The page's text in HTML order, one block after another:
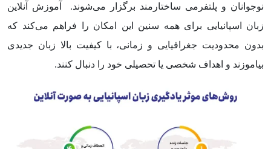
نوجوانان و پلتفرمی ساختارمند برگزار می‌شوند. آموزش آنلاین
زبان اسپانیایی برای همه سنین این امکان را فراهم می‌کند که
بدون محدودیت جغرافیایی و زمانی، با کیفیت بالا زبان جدیدی
بیاموزند و اهداف شخصی یا تحصیلی خود را دنبال کنند.